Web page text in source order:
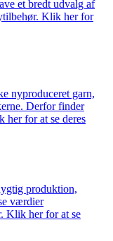
et bredt udvalg af
Klik her for
nyproduceret garn,
Derfor finder
her for at se deres
produktion,
værdier
Klik her for at se